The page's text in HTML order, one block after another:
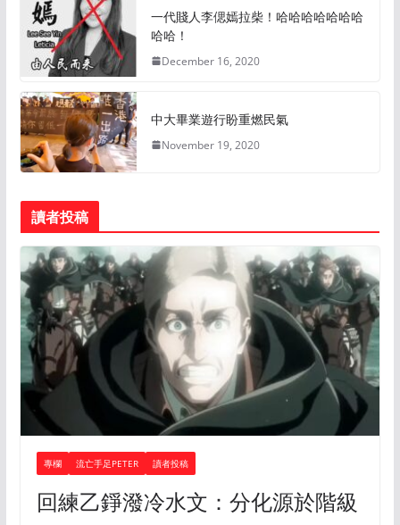
一代賤人李偲嫣拉柴！哈哈哈哈哈哈哈
哈哈！
December 16, 2020
中大畢業遊行盼重燃民氣
November 19, 2020
讀者投稿
專欄 流亡手足PETER 讀者投稿
回練乙錚潑冷水文：分化源於階級